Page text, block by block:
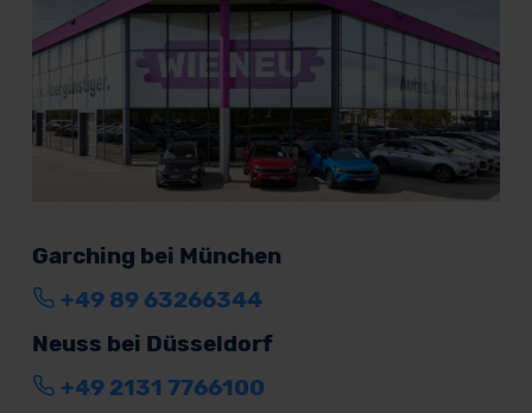
Garching bei München
+49 89 63266344
Neuss bei Düsseldorf
+49 2131 7766100